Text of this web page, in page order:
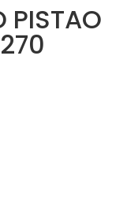
PISTAO